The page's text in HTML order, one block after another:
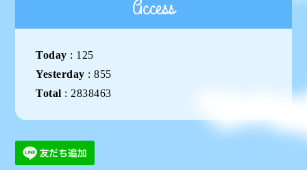
Access
Today : 125
Yesterday :855
Total : 2838463